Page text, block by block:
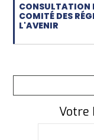
CONSULTATION
COMITÉ DES
L'AVENIR
Votre